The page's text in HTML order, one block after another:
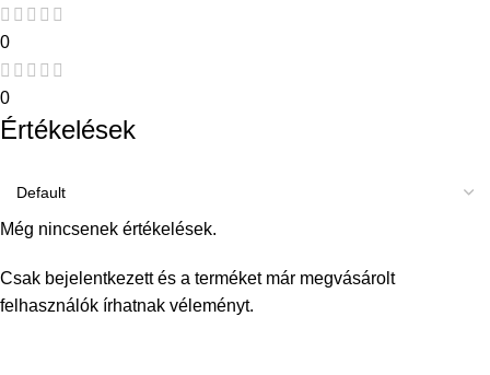
0
0
Értékelések
Még nincsenek értékelések.
Csak bejelentkezett és a terméket már megvásárolt
felhasználók írhatnak véleményt.